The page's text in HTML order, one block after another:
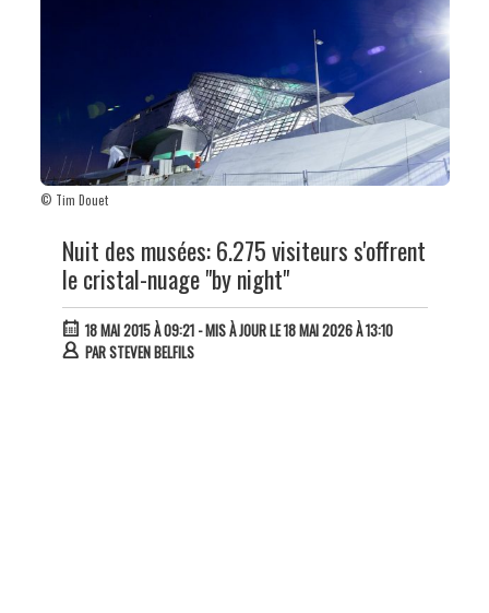
© Tim Douet
Nuit des musées: 6.275 visiteurs s'offrent
le cristal-nuage "by night"
18 MAI 2015 À 09:21- MIS À JOUR LE 18 MAI 2026 À 13:10
PARSTEVEN BELFILS